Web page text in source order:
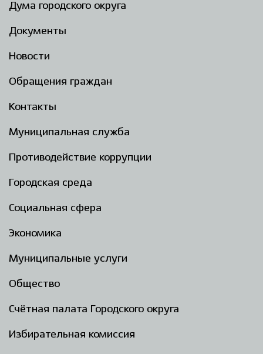
Дума городского округа
Документы
Новости
Обращения граждан
Контакты
Муниципальная служба
Противодействие коррупции
Городская среда
Социальная сфера
Экономика
Муниципальные услуги
Общество
Счётная палата Городского округа
Избирательная комиссия